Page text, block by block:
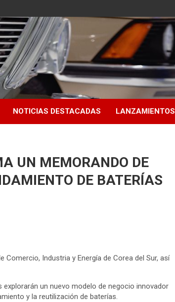
NOTICIAS DESTACADAS LANZAMIENTOS
UN MEMORANDO DE
DE BATERÍAS
Industria y Energía de Corea del Sur, así
un nuevo modelo de negocio innovador
y la reutilización de baterías.